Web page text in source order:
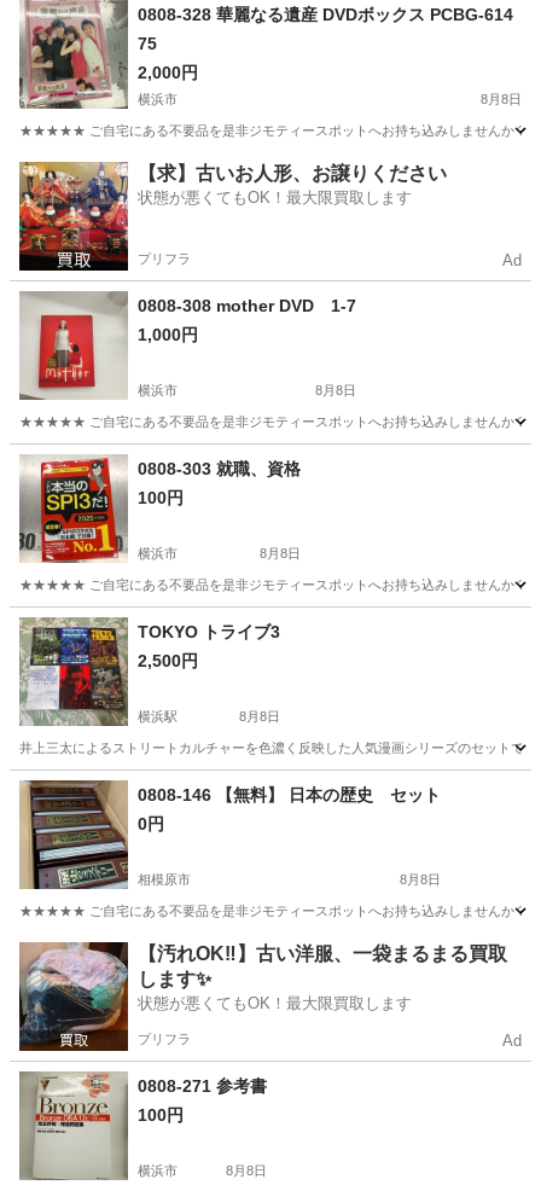
神奈川 横浜市 DVD/ブルーレイ DVD
0808-328 華麗なる遺産 DVDボックス PCBG-614
75
2,000円
横浜市 8月8日
★★★★★ ご自宅にある不要品を是非ジモティースポットへお持ち込みしませんか？
神奈川 横浜市 DVD/ブルーレイ DVD
【求】古いお人形、お譲りください
状態が悪くてもOK！最大限買取します
プリフラ Ad
0808-308 mother DVD 1-7
1,000円
横浜市 8月8日
★★★★★ ご自宅にある不要品を是非ジモティースポットへお持ち込みしませんか？
神奈川 横浜市 DVD/ブルーレイ DVD
0808-303 就職、資格
100円
横浜市 8月8日
★★★★★ ご自宅にある不要品を是非ジモティースポットへお持ち込みしませんか？
神奈川 横浜市 就職、資格 現地
TOKYO トライブ3
2,500円
横浜駅 8月8日
井上三太によるストリートカルチャーを色濃く反映した人気漫画シリーズのセットで
神奈川 横浜市 マンガ、コミック、アニメ
0808-146 【無料】 日本の歴史 セット
0円
相模原市 8月8日
★★★★★ ご自宅にある不要品を是非ジモティースポットへお持ち込みしませんか？
神奈川 相模原市 本/CD/DVD 日本の歴史
【汚れOK‼️】古い洋服、一袋まるまる買取
します✨
状態が悪くてもOK！最大限買取します
プリフラ Ad
0808-271 参考書
100円
横浜市 8月8日